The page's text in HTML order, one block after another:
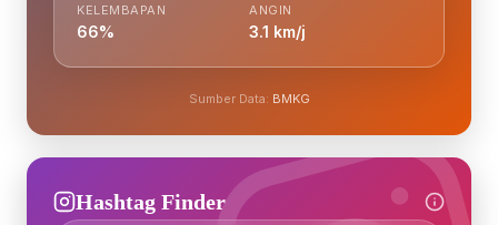
KELEMBAPAN
66%
ANGIN
3.1 km/j
Sumber Data: BMKG
Hashtag Finder